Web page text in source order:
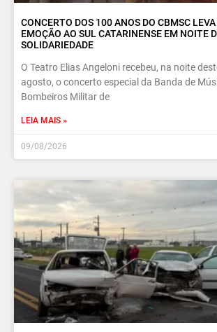
CONCERTO DOS 100 ANOS DO CBMSC
EMOÇÃO AO SUL CATARINENSE EM NOITE
SOLIDARIEDADE
O Teatro Elias Angeloni recebeu, na noite
agosto, o concerto especial da Banda de
Bombeiros Militar de
LEIA MAIS »
09/08/2026